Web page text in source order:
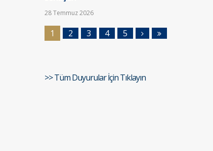
28 Temmuz 2026
1 2 3 4 5
>> Tüm Duyurular İçin Tıklayın